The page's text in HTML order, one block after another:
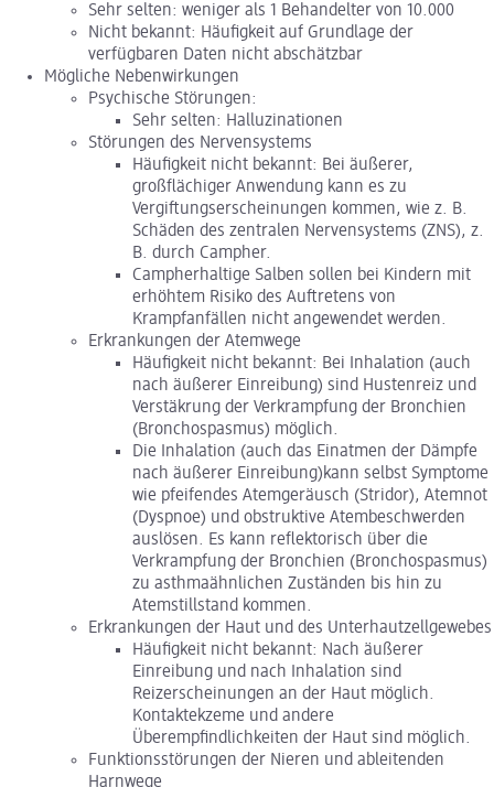
Sehr selten: weniger als 1 Behandelter von 10.000
Nicht bekannt: Häufigkeit auf Grundlage der
verfügbaren Daten nicht abschätzbar
Mögliche Nebenwirkungen
Psychische Störungen:
Sehr selten: Halluzinationen
Störungen des Nervensystems
Häufigkeit nicht bekannt: Bei äußerer,
großflächiger Anwendung kann es zu
Vergiftungserscheinungen kommen, wie z. B.
Schäden des zentralen Nervensystems (ZNS), z.
B. durch Campher.
Campherhaltige Salben sollen bei Kindern mit
erhöhtem Risiko des Auftretens von
Krampfanfällen nicht angewendet werden.
Erkrankungen der Atemwege
Häufigkeit nicht bekannt: Bei Inhalation (auch
nach äußerer Einreibung) sind Hustenreiz und
Verstäkrung der Verkrampfung der Bronchien
(Bronchospasmus) möglich.
Die Inhalation (auch das Einatmen der Dämpfe
nach äußerer Einreibung)kann selbst Symptome
wie pfeifendes Atemgeräusch (Stridor), Atemnot
(Dyspnoe) und obstruktive Atembeschwerden
auslösen. Es kann reflektorisch über die
Verkrampfung der Bronchien (Bronchospasmus)
zu asthmaähnlichen Zuständen bis hin zu
Atemstillstand kommen.
Erkrankungen der Haut und des Unterhautzellgewebes
Häufigkeit nicht bekannt: Nach äußerer
Einreibung und nach Inhalation sind
Reizerscheinungen an der Haut möglich.
Kontaktekzeme und andere
Überempfindlichkeiten der Haut sind möglich.
Funktionsstörungen der Nieren und ableitenden
Harnwege